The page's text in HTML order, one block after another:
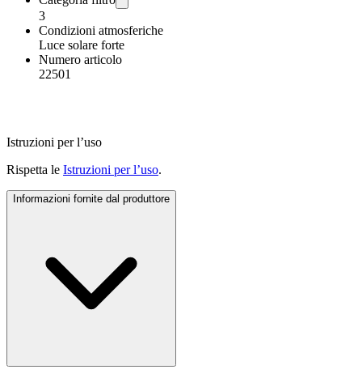
3
Condizioni atmosferiche
Luce solare forte
Numero articolo
22501
Istruzioni per l’uso
Rispetta le Istruzioni per l’uso.
Informazioni fornite dal produttore